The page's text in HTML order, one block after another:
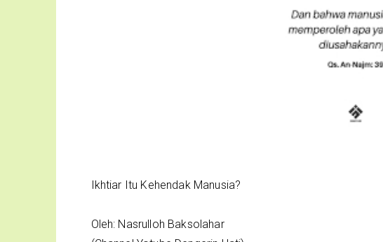
Ikhtiar Itu Kehendak Manusia?
Oleh: Nasrulloh Baksolahar